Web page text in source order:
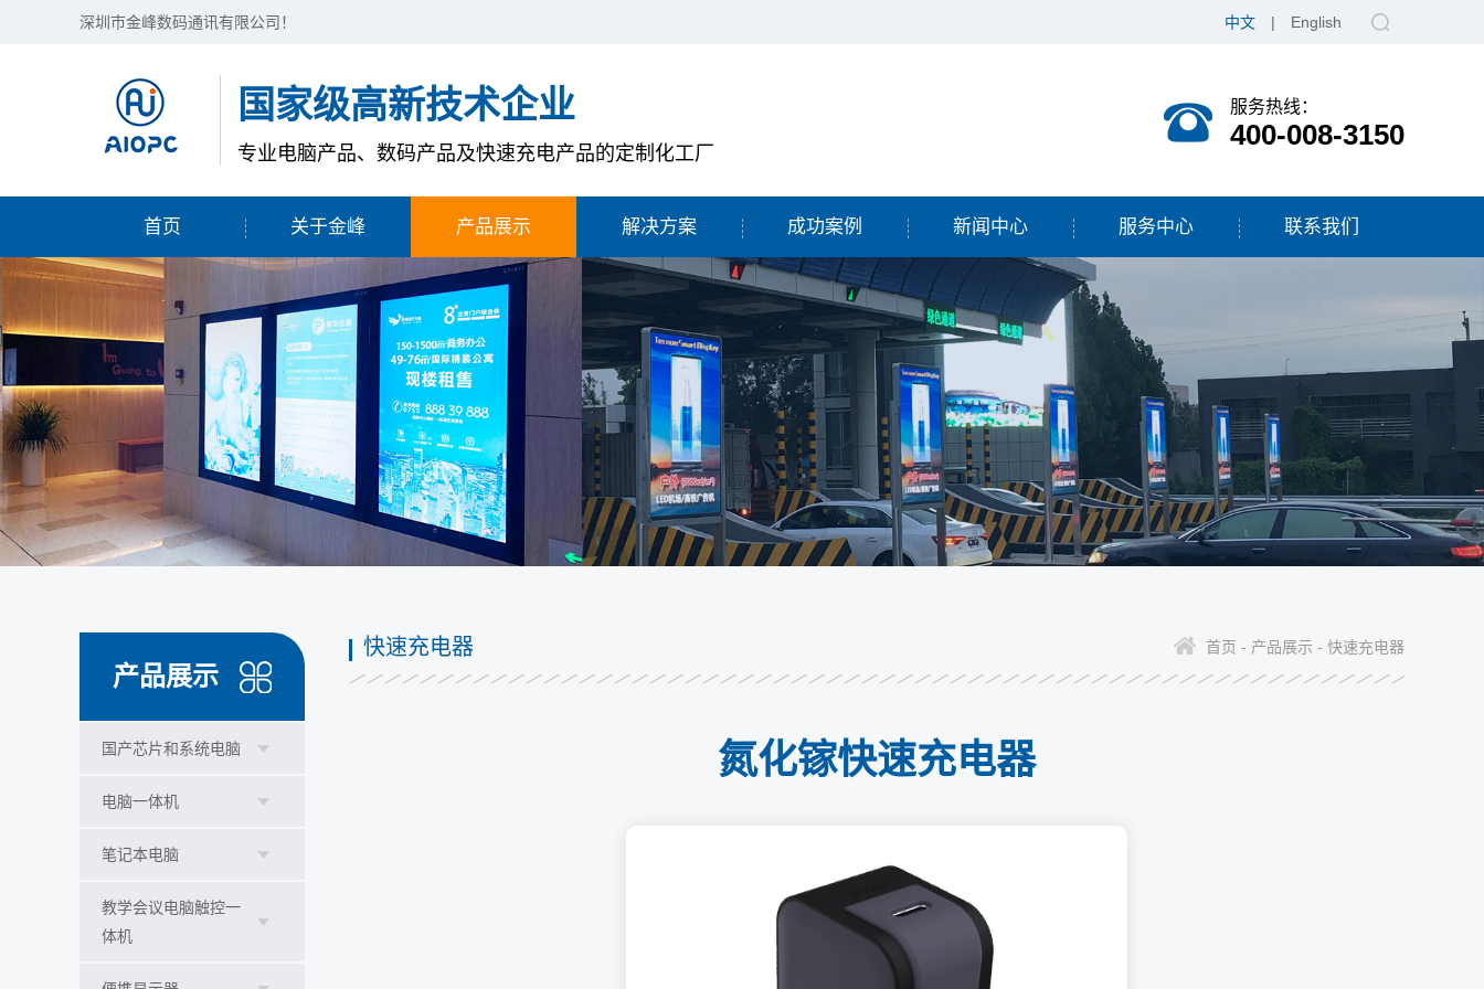
深圳市金峰数码通讯有限公司！ 中文 | English
国家级高新技术企业
专业电脑产品、数码产品及快速充电产品的定制化工厂
服务热线：
400-008-3150
首页 关于金峰 产品展示 解决方案 成功案例 新闻中心 服务中心 联系我们
产品展示
国产芯片和系统电脑
电脑一体机
笔记本电脑
教学会议电脑触控一
体机
快速充电器 首页 - 产品展示 - 快速充电器
氮化镓快速充电器